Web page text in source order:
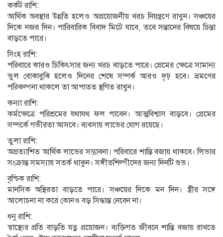
কর্কট রাশি:
আর্থিক অবস্থার উন্নতি হলেও অপ্রয়োজনীয় খরচ নিয়ন্ত্রণে রাখুন। সঞ্চয়ের
দিকে নজর দিন। পারিবারিক বিবাদ মিটে যাবে, তবে সন্তানের বিষয়ে চিন্তা
বাড়তে পারে।
সিংহ রাশি:
পরিবারে কারও চিকিৎসার জন্য খরচ বাড়তে পারে। প্রেমের ক্ষেত্রে সামান্য
ভুল বোঝাবুঝি হলেও দিনের শেষে সম্পর্ক আরও দৃঢ় হবে। ভ্রমণের
পরিকল্পনা থাকলে তা আপাতত স্থগিত রাখুন।
কন্যা রাশি:
কর্মক্ষেত্রে পরিশ্রমের যথাযথ ফল পাবেন। আত্মবিশ্বাস বাড়বে। প্রেমের
সম্পর্কে গভীরতা আসবে। ব্যবসায় লাভের যোগ রয়েছে।
তুলা রাশি:
অপ্রত্যাশিত আর্থিক লাভের সম্ভাবনা। পরিবারে শান্তি বজায় থাকবে। লিভার
সংক্রান্ত সমস্যায় সতর্ক থাকুন। সঙ্গীতশিল্পীদের জন্য দিনটি শুভ।
বৃশ্চিক রাশি:
মানসিক অস্থিরতা বাড়তে পারে। সঞ্চয়ের দিকে মন দিন। স্ত্রীর সঙ্গে
আলোচনা না করে কোনও বড় সিদ্ধান্ত নেবেন না।
ধনু রাশি:
স্বাস্থ্যের প্রতি বাড়তি যত্ন প্রয়োজন। ব্যক্তিগত জীবনে শান্তি বজায় রাখতে